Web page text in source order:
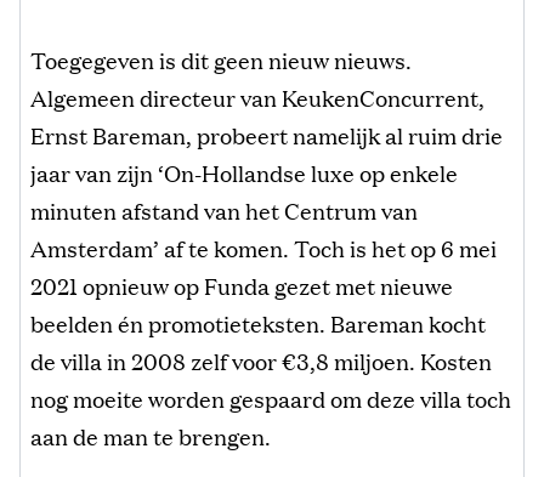
Toegegeven is dit geen nieuw nieuws.
Algemeen directeur van KeukenConcurrent,
Ernst Bareman, probeert namelijk al ruim drie
jaar van zijn ‘On-Hollandse luxe op enkele
minuten afstand van het Centrum van
Amsterdam’ af te komen. Toch is het op 6 mei
2021 opnieuw op Funda gezet met nieuwe
beelden én promotieteksten. Bareman kocht
de villa in 2008 zelf voor €3,8 miljoen. Kosten
nog moeite worden gespaard om deze villa toch
aan de man te brengen.